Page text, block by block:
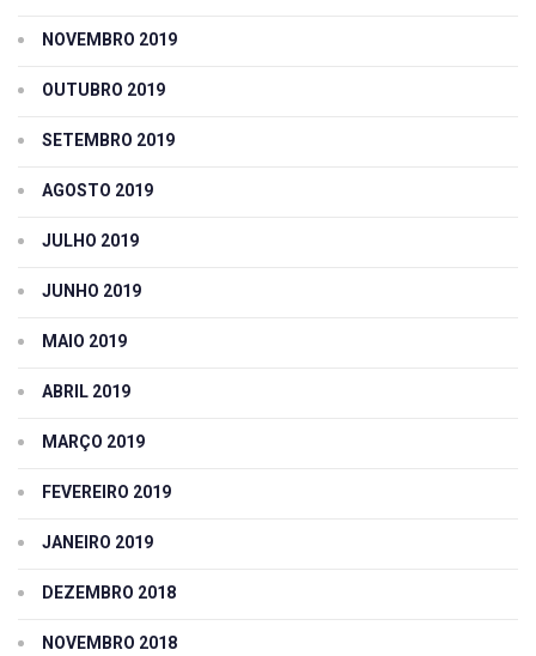
NOVEMBRO 2019
OUTUBRO 2019
SETEMBRO 2019
AGOSTO 2019
JULHO 2019
JUNHO 2019
MAIO 2019
ABRIL 2019
MARÇO 2019
FEVEREIRO 2019
JANEIRO 2019
DEZEMBRO 2018
NOVEMBRO 2018